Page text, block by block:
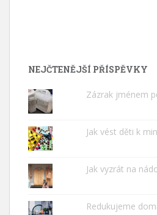
NEJČTENĚJŠÍ PŘÍSPĚVKY
Zázrak jménem
Jak vést děti k
Jak vyzrát na
Redukujeme